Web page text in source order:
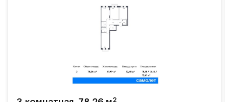
Расположение позволяет вести здоровый образ
жизни и регулярно заниматься спортом, как на
жизни есть вся необходимая инфраструктура.
На территории квартала возведут детский сад и
школу. Также для наиболее одарённых детей есть
2